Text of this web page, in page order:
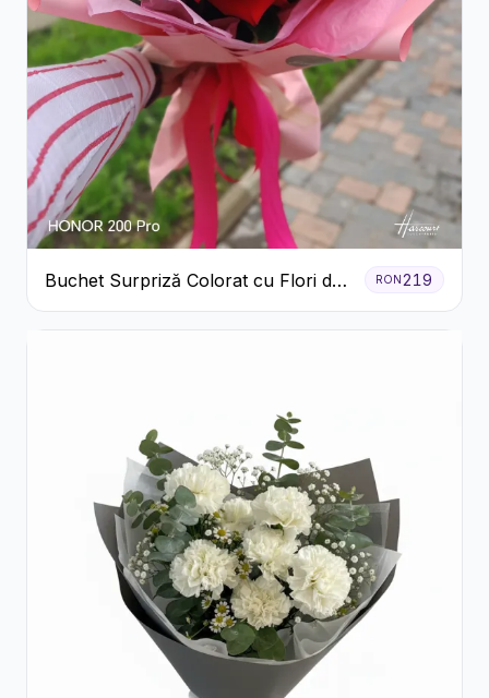
Buchet Surpriză Colorat cu Flori de
Sezon
RON 219